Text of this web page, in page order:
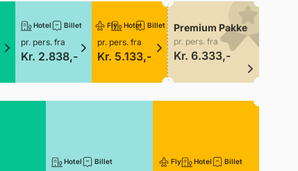
Hotel Billet
pr. pers. fra
Kr. 2.838,-
Fly Hotel Billet
pr. pers. fra
Kr. 5.133,-
Premium Pakke
pr. pers. fra
Kr. 6.333,-
Hotel Billet Fly Hotel Billet